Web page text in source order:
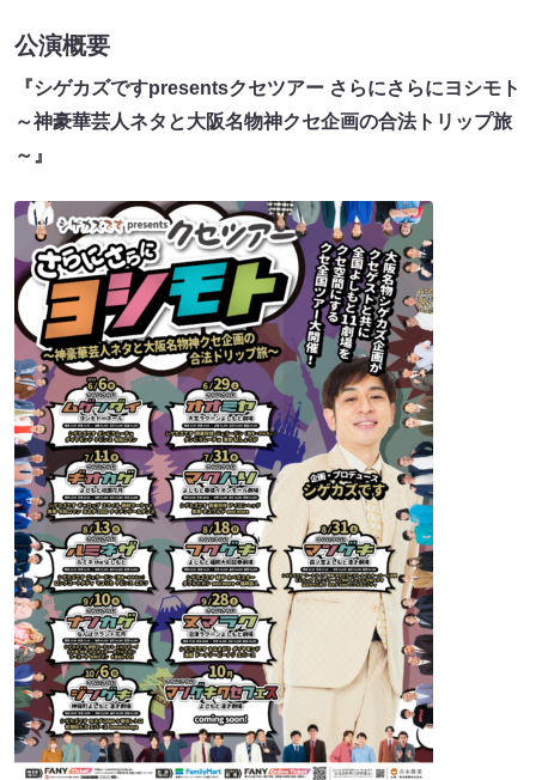
公演概要
『シゲカズですpresentsクセツアー さらにさらにヨシモト
～神豪華芸人ネタと大阪名物神クセ企画の合法トリップ旅
～』